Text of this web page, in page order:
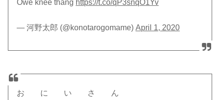
Owe knee thang https://t.co/qP3snqO1Yv
— 河野太郎 (@konotarogomame)April 1, 2020
お に い さ ん